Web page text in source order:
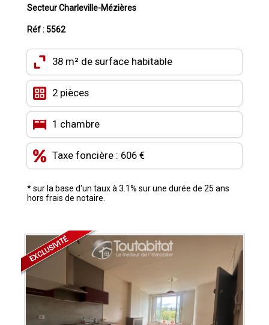
INVESTISSEUR
CONTACT
Secteur Charleville-Mézières
Réf : 5562
38 m² de surface habitable
2 pièces
1 chambre
Taxe foncière : 606 €
* sur la base d'un taux à 3.1% sur une durée de 25 ans
hors frais de notaire.
EXCLUSIVITÉ